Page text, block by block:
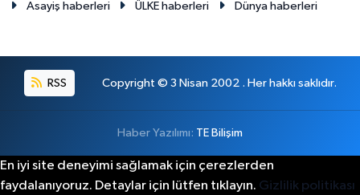
Asayiş haberleri
ÜLKE haberleri Dünya haberleri
RSS Copyright © 3 Nisan 2002 . Her hakkı saklıdır.
Haber Yazılımı: TE Bilişim
En iyi site deneyimi sağlamak için çerezlerden
faydalanıyoruz. Detaylar için lütfen tıklayın. Gizlilik politikası